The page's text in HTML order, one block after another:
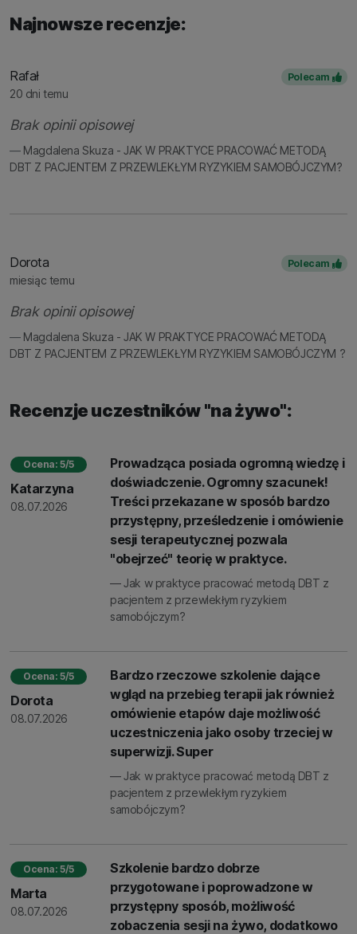
Najnowsze recenzje:
Polecam
Rafał
20 dni temu
Brak opinii opisowej
Magdalena Skuza - JAK W PRAKTYCE PRACOWAĆ METODĄ
DBT Z PACJENTEM Z PRZEWLEKŁYM RYZYKIEM SAMOBÓJCZYM?
Polecam
Dorota
miesiąc temu
Brak opinii opisowej
Magdalena Skuza - JAK W PRAKTYCE PRACOWAĆ METODĄ
DBT Z PACJENTEM Z PRZEWLEKŁYM RYZYKIEM SAMOBÓJCZYM ?
Recenzje uczestników "na żywo":
Ocena: 5/5
Katarzyna
08.07.2026
Prowadząca posiada ogromną wiedzę i
doświadczenie. Ogromny szacunek!
Treści przekazane w sposób bardzo
przystępny, prześledzenie i omówienie
sesji terapeutycznej pozwala
"obejrzeć" teorię w praktyce.
— Jak w praktyce pracować metodą DBT z
pacjentem z przewlekłym ryzykiem
samobójczym?
Ocena: 5/5
Dorota
08.07.2026
Bardzo rzeczowe szkolenie dające
wgląd na przebieg terapii jak również
omówienie etapów daje możliwość
uczestniczenia jako osoby trzeciej w
superwizji. Super
— Jak w praktyce pracować metodą DBT z
pacjentem z przewlekłym ryzykiem
samobójczym?
Ocena: 5/5
Marta
08.07.2026
Szkolenie bardzo dobrze
przygotowane i poprowadzone w
przystępny sposób, możliwość
zobaczenia sesji na żywo, dodatkowo